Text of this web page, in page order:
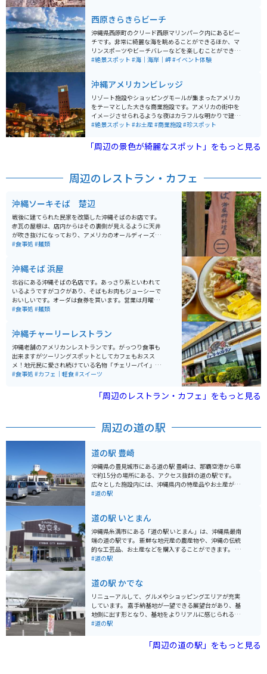
西原きらきらビーチ
沖縄県西原町のクリード西原マリンパーク内にあるビー
チです。非常に綺麗な海を眺めることができるほか、マ
リンスポーツやビーチバレーなどを楽しむことができま
す。バーベキュー場も兼ね備えられており、天気の良い
ます。
#絶景スポット #海｜海岸｜岬#イベント体験
沖縄アメリカンビレッジ
リゾート施設やショッピングモールが集まったアメリカ
をテーマとした大きな商業施設です。アメリカの街中を
イメージさせられるような夜はカラフルな明かりで建物
が沢山並んでいて、日本ではないような空間を味わうこ
れるお店もあり沖縄に行ったらぜひ行って欲しいスポッ
トのひとつだと思います。
#絶景スポット #お土産#商業施設#珍スポット
「周辺の景色が綺麗なスポット」をもっと見る
周辺のレストラン・カフェ
沖縄ソーキそば 楚辺
戦後に建てられた民家を改築した沖縄そばのお店です。
赤瓦の屋根は、店内からはその裏側が見えるように天井
が吹き抜けになっており、アメリカのオールディーズの
BGMとシャンデリアが特徴的です。 懐かしさの中にも新
沖縄そばはもちろん、ソーキそば、てびちそば等もあり
ます。
#食事処 #麺類
沖縄そば 浜屋
北谷にある沖縄そばの名店です。あっさり系といわれて
いるようですがコクがあり、そばもお肉もジューシーで
おいしいです。オーダは食券を買います。営業は月曜か
ら日曜までの毎日10時から17時半まで（不定休日あり）
#食事処 #麺類
沖縄チャーリーレストラン
沖縄老舗のアメリカンレストランです。がっつり食事も
出来ますがツーリングスポットとしてカフェもおスス
メ！地元民に愛され続けている名物「チェリーパイ」
（今はチェリーアップルパイ）は是非食べたいメニュ
切で駐車場も広くてゆったり、２F席もくつろげます。
#食事処 #カフェ｜軽食#スイーツ
「周辺のレストラン・カフェ」をもっと見る
周辺の道の駅
道の駅 豊崎
沖縄県の豊見城市にある道の駅 豊崎は、那覇空港から車
で約15分の場所にある、アクセス抜群の道の駅です。
広々とした施設内には、沖縄県内の特産品やお土産が購
入できる物産センターや、沖縄そばなどの沖縄料理が楽
駅 豊崎は、美しいビーチが広がる豊崎海浜公園に隣接し
ているのも魅力です。公園内には、遊歩道や展望台が整
備されており、青い海と空を眺めながら、のんびりと過
ごすことができます。夕日の絶景スポットとしても知ら
れており、ロマンチックなひとときを過ごしたい方にも
車場なので、バイクを停める場所にも困りません。道の
駅周辺は、交通量が多いので、走行には注意が必要で
す。
#道の駅
道の駅 いとまん
沖縄県糸満市にある「道の駅 いとまん」は、沖縄県最南
端の道の駅です。 新鮮な地元産の農産物や、沖縄の伝統
的な工芸品、お土産などを購入することができます。 特
に、併設されている「糸満漁業協同組合 魚販売センタ
イベントも開催されることがあるので、事前に確認して
おくと良いでしょう。 バイクで訪れる場合は、道の駅に
隣接する「糸満市観光農園」に、無料で利用できる屋根
付きのバイク駐輪場があるので安心です。 道の駅の周辺
には、沖縄戦の激戦地となった「平和祈念公園」や、美
美味しいものを楽しめる「道の駅 いとまん」は、沖縄観
#道の駅
道の駅 かでな
リニューアルして、グルメやショッピングエリアが充実
しています。 嘉手納基地が一望できる展望台があり、基
地側に出す形となり、基地をよりリアルに感じられるよ
うになっています。 また3階には学習展示室もあり、平
中心に沖縄農産物やお土産も種類豊富に販売しておりま
#道の駅
「周辺の道の駅」をもっと見る